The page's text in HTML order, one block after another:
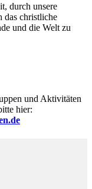
durch unsere
das christliche
und die Welt zu
und Aktivitäten
hier: